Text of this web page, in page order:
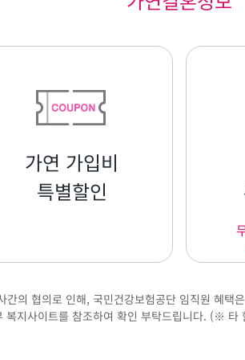
가연 가입비
특별할인
간의 협의로 인해, 국민건강보험공단 임직원 혜택
복지사이트를 참조하여 확인 부탁드립니다. (※ 타